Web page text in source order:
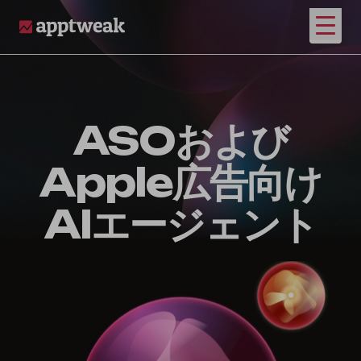
メイ
ASOおよび
Apple広告向け
AIエージェント